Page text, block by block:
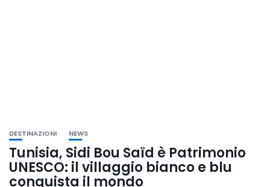
DESTINAZIONI NEWS
Tunisia, Sidi Bou Saïd è Patrimonio
UNESCO: il villaggio bianco e blu
conquista il mondo